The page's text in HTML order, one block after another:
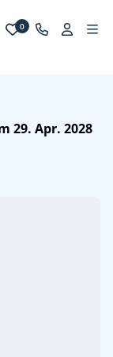
0
29. Apr. 2028